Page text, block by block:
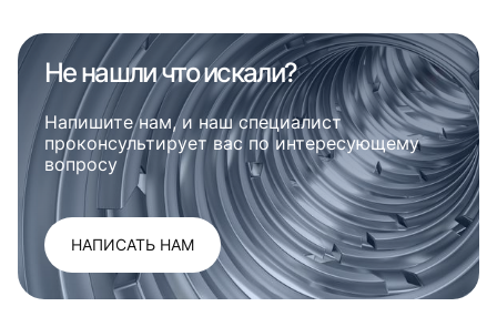
Не нашли что искали?
Напишите нам, и наш специалист
проконсультирует вас по интересующему
вопросу
НАПИСАТЬ НАМ